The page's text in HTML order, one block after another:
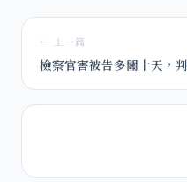
← 上一篇
檢察官害被告多關十天，